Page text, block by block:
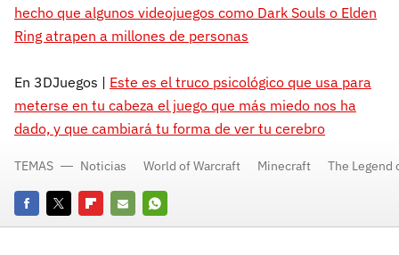
hecho que algunos videojuegos como Dark Souls o Elden
Ring atrapen a millones de personas
En 3DJuegos | Este es el truco psicológico que usa para
meterse en tu cabeza el juego que más miedo nos ha
dado, y que cambiará tu forma de ver tu cerebro
FacebookTwitterFlipboard
E-
Whatsapp
TEMAS Noticias World of Warcraft Minecraft The Legend